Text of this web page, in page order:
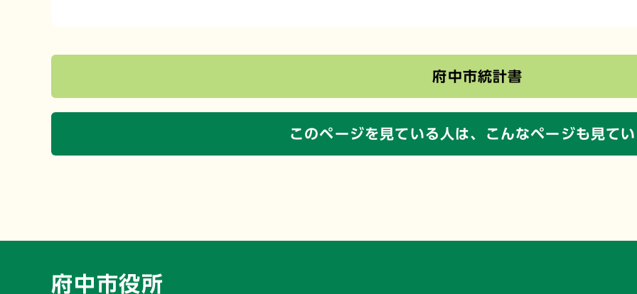
府中市統計書
このページを見ている人は、 こんなページも見て
府中市役所